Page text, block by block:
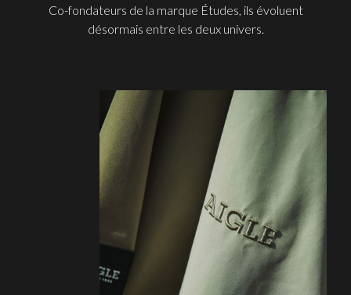
Co-fondateurs de la marque Études, ils évoluent
désormais entre les deux univers.